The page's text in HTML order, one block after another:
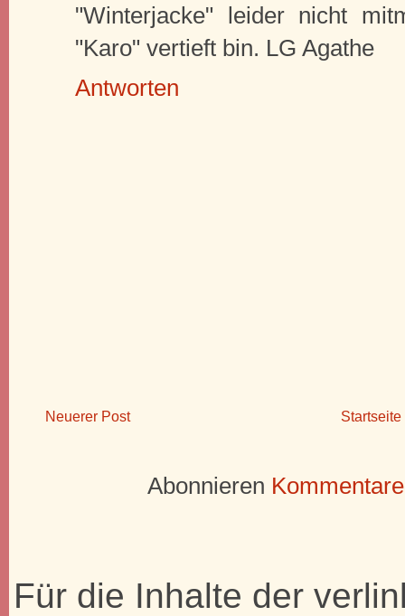
"Winterjacke" leider nicht
"Karo" vertieft bin. LG Agathe
Antworten
Neuerer Post Startseite
Abonnieren
Für die Inhalte der